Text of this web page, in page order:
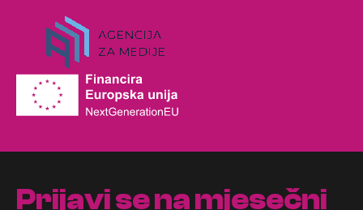
Prijavi se na mjesečni